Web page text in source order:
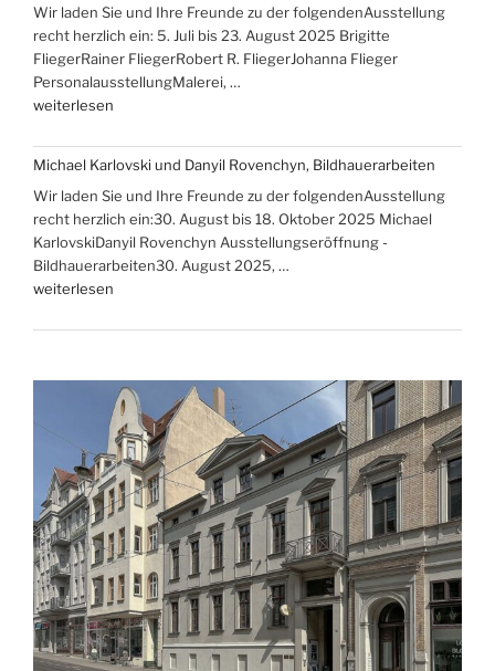
und
Christine
Rammelt-
Hadelich“
Wir laden Sie und Ihre Freunde zu der folgendenAusstellung
recht herzlich ein: 5. Juli bis 23. August 2025 Brigitte
FliegerRainer FliegerRobert R. FliegerJohanna Flieger
PersonalausstellungMalerei, …
„Brigitte,
Robert
R.
und
Johanna
Flieger
–
Familienausstellung“
weiterlesen
Michael Karlovski und Danyil Rovenchyn, Bildhauerarbeiten
Wir laden Sie und Ihre Freunde zu der folgendenAusstellung
recht herzlich ein:30. August bis 18. Oktober 2025 Michael
KarlovskiDanyil Rovenchyn Ausstellungseröffnung -
Bildhauerarbeiten30. August 2025, …
„Michael
und
Rovenchyn,
Bildhauerarbeiten“
weiterlesen